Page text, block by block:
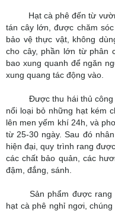
Hạt cà phê đến từ vườn
tán cây lớn, được chăm
bảo vệ thực vật, không
cho cây, phần lớn từ phân
bao xung quanh để ngăn
xung quang tác động vào.
Được thu hái thủ công
nổi loại bỏ những hạt kém
lên men yếm khí 24h, và
từ 25-30 ngày. Sau đó
hiện đại, quy trình rang
các chất bảo quản, các
đậm, đắng, sánh.
Sản phẩm được rang
hạt cà phê nghỉ ngơi,